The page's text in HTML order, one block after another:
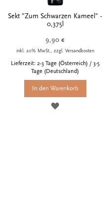
Sekt "Zum Schwarzen Kameel" -
0,375l
9,90 €
inkl. 20% MwSt., zzgl. Versandkosten
Lieferzeit: 2-3 Tage (Österreich) / 3-5
Tage (Deutschland)
In den Warenkorb
ZUR